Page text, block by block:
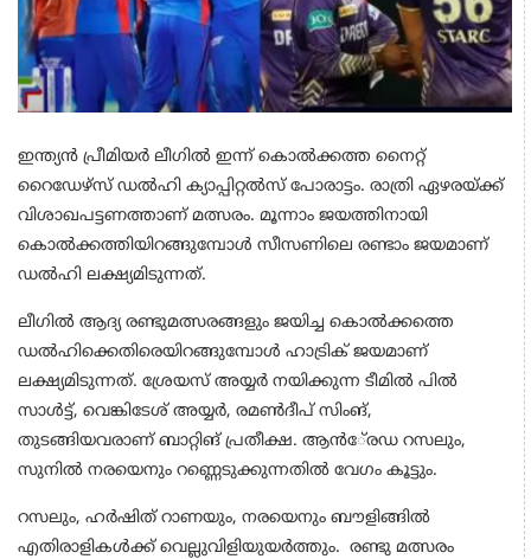
ഇന്ത്യന്‍ പ്രീമിയര്‍ ലീഗില്‍ ഇന്ന് കൊല്‍ക്കത്ത നൈറ്റ്
റൈഡേഴ്‌സ് ഡല്‍ഹി ക്യാപ്പിറ്റല്‍സ് പോരാട്ടം. രാത്രി ഏഴരയ്ക്ക്
വിശാഖപട്ടണത്താണ് മത്സരം. മൂന്നാം ജയത്തിനായി
കൊല്‍ക്കത്തിയിറങ്ങുമ്പോള്‍ സീസണിലെ രണ്ടാം ജയമാണ്
ഡല്‍ഹി ലക്ഷ്യമിടുന്നത്.
ലീഗില്‍ ആദ്യ രണ്ടുമത്സരങ്ങളും ജയിച്ച കൊല്‍ക്കത്തെ
ഡല്‍ഹിക്കെതിരെയിറങ്ങുമ്പോള്‍ ഹാട്രിക് ജയമാണ്
ലക്ഷ്യമിടുന്നത്. ശ്രേയസ് അയ്യര്‍ നയിക്കുന്ന ടീമില്‍ പില്‍
സാള്‍ട്ട്, വെങ്കിടേശ് അയ്യര്‍, രമണ്‍ദീപ് സിംങ്,
തുടങ്ങിയവരാണ് ബാറ്റിങ് പ്രതീക്ഷ. ആന്‍േ്രഡ റസലും,
സുനില്‍ നരയെനും റണ്ണെടുക്കുന്നതില്‍ വേഗം കൂട്ടും.
റസലും, ഹര്‍ഷിത് റാണയും, നരയെനും ബൗളിങ്ങില്‍
എതിരാളികള്‍ക്ക് വെല്ലുവിളിയുയര്‍ത്തും. രണ്ടു മത്സരം